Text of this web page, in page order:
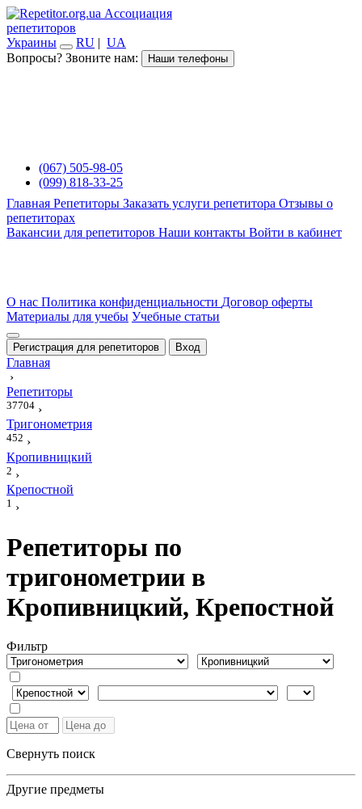
Ассоциация
репетиторов
Украины
RU | UA
Вопросы? Звоните нам:
Наши телефоны
(067) 505-98-05
(099) 818-33-25
Главная Репетиторы Заказать услуги репетитора Отзывы о
репетиторах
Вакансии для репетиторов Наши контакты Войти в кабинет
О нас Политика конфиденциальности Договор оферты
Материалы для учебы Учебные статьи
Регистрация для репетиторов Вход
Главная
›
Репетиторы
37704 ›
Тригонометрия
452 ›
Кропивницкий
2 ›
Крепостной
1 ›
Репетиторы по
тригонометрии в
Кропивницкий, Крепостной
Фильтр
Свернуть поиск
Другие предметы